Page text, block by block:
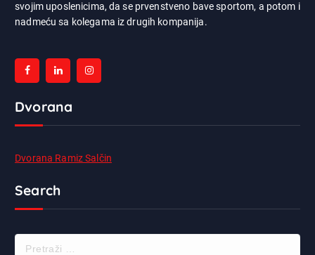
svojim uposlenicima, da se prvenstveno bave sportom, a potom i
nadmeću sa kolegama iz drugih kompanija.
Dvorana
Dvorana Ramiz Salčin
Search